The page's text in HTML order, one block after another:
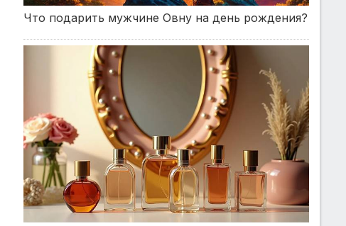
Что подарить мужчине Овну на день рождения?